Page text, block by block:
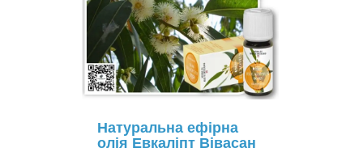
Натуральна ефірна
олія Евкаліпт Вівасан